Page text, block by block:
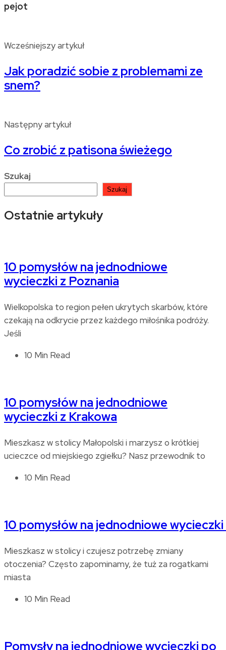
pejot
Wcześniejszy artykuł
Jak poradzić sobie z problemami ze
snem?
Następny artykuł
Co zrobić z patisona świeżego
Szukaj
Szukaj
Ostatnie artykuły
10 pomysłów na jednodniowe
wycieczki z Poznania
Wielkopolska to region pełen ukrytych skarbów, które
czekają na odkrycie przez każdego miłośnika podróży.
Jeśli
10 Min Read
10 pomysłów na jednodniowe
wycieczki z Krakowa
Mieszkasz w stolicy Małopolski i marzysz o krótkiej
ucieczce od miejskiego zgiełku? Nasz przewodnik to
10 Min Read
10 pomysłów na jednodniowe
Mieszkasz w stolicy i czujesz potrzebę zmiany
otoczenia? Często zapominamy, że tuż za rogatkami
miasta
10 Min Read
Pomysły na jednodniowe wycieczki po